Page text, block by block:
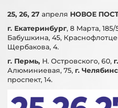
25, 26, 27 апреля НОВОЕ
г. Екатеринбург, 8 Марта, 185/
Бабушкина, 45,
Щербакова, 4.
г. Пермь, Н. Островского, 60,
Алюминиевая, 75, г.
проспект, 14.